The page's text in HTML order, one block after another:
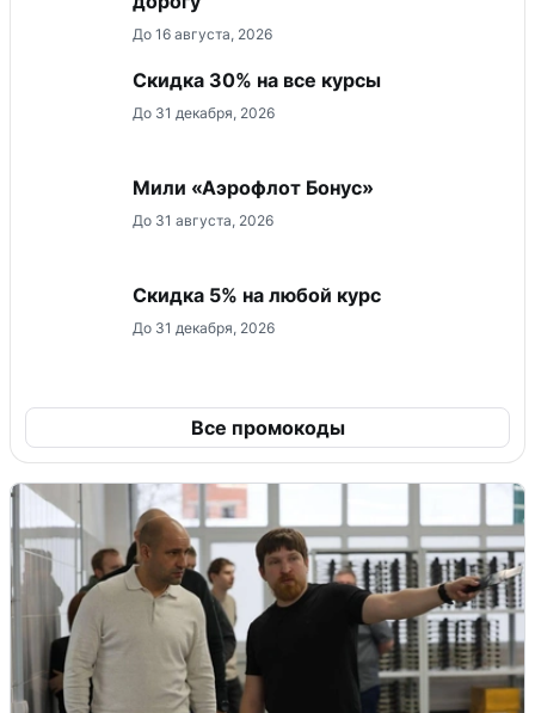
До 16 августа, 2026
Скидка 30% на все курсы
До 31 декабря, 2026
Мили «Аэрофлот Бонус»
До 31 августа, 2026
Скидка 5% на любой курс
До 31 декабря, 2026
Все промокоды